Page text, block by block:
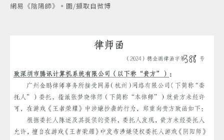
網易《陰陽師》。圖/擷取自微博